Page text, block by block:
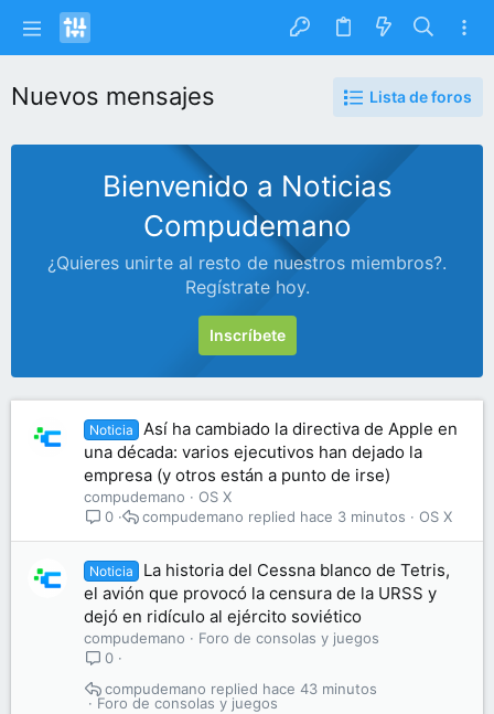
Nuevos mensajes Lista de foros
Bienvenido a Noticias
Compudemano
¿Quieres unirte al resto de nuestros miembros?.
Regístrate hoy.
Inscríbete
Noticia
Así ha cambiado la directiva de Apple en
una década: varios ejecutivos han dejado la
empresa (y otros están a punto de irse)
compudemano
OS X
0
OS X
hace 3 minutos
compudemano
Noticia
La historia del Cessna blanco de Tetris,
el avión que provocó la censura de la URSS y
dejó en ridículo al ejército soviético
compudemano
Foro de consolas y juegos
0
Foro de consolas y juegos
hace 43 minutos
compudemano